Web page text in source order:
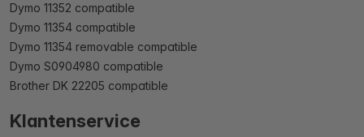
Dymo 11352 compatible
Dymo 11354 compatible
Dymo 11354 removable compatible
Dymo S0904980 compatible
Brother DK 22205 compatible
Klantenservice